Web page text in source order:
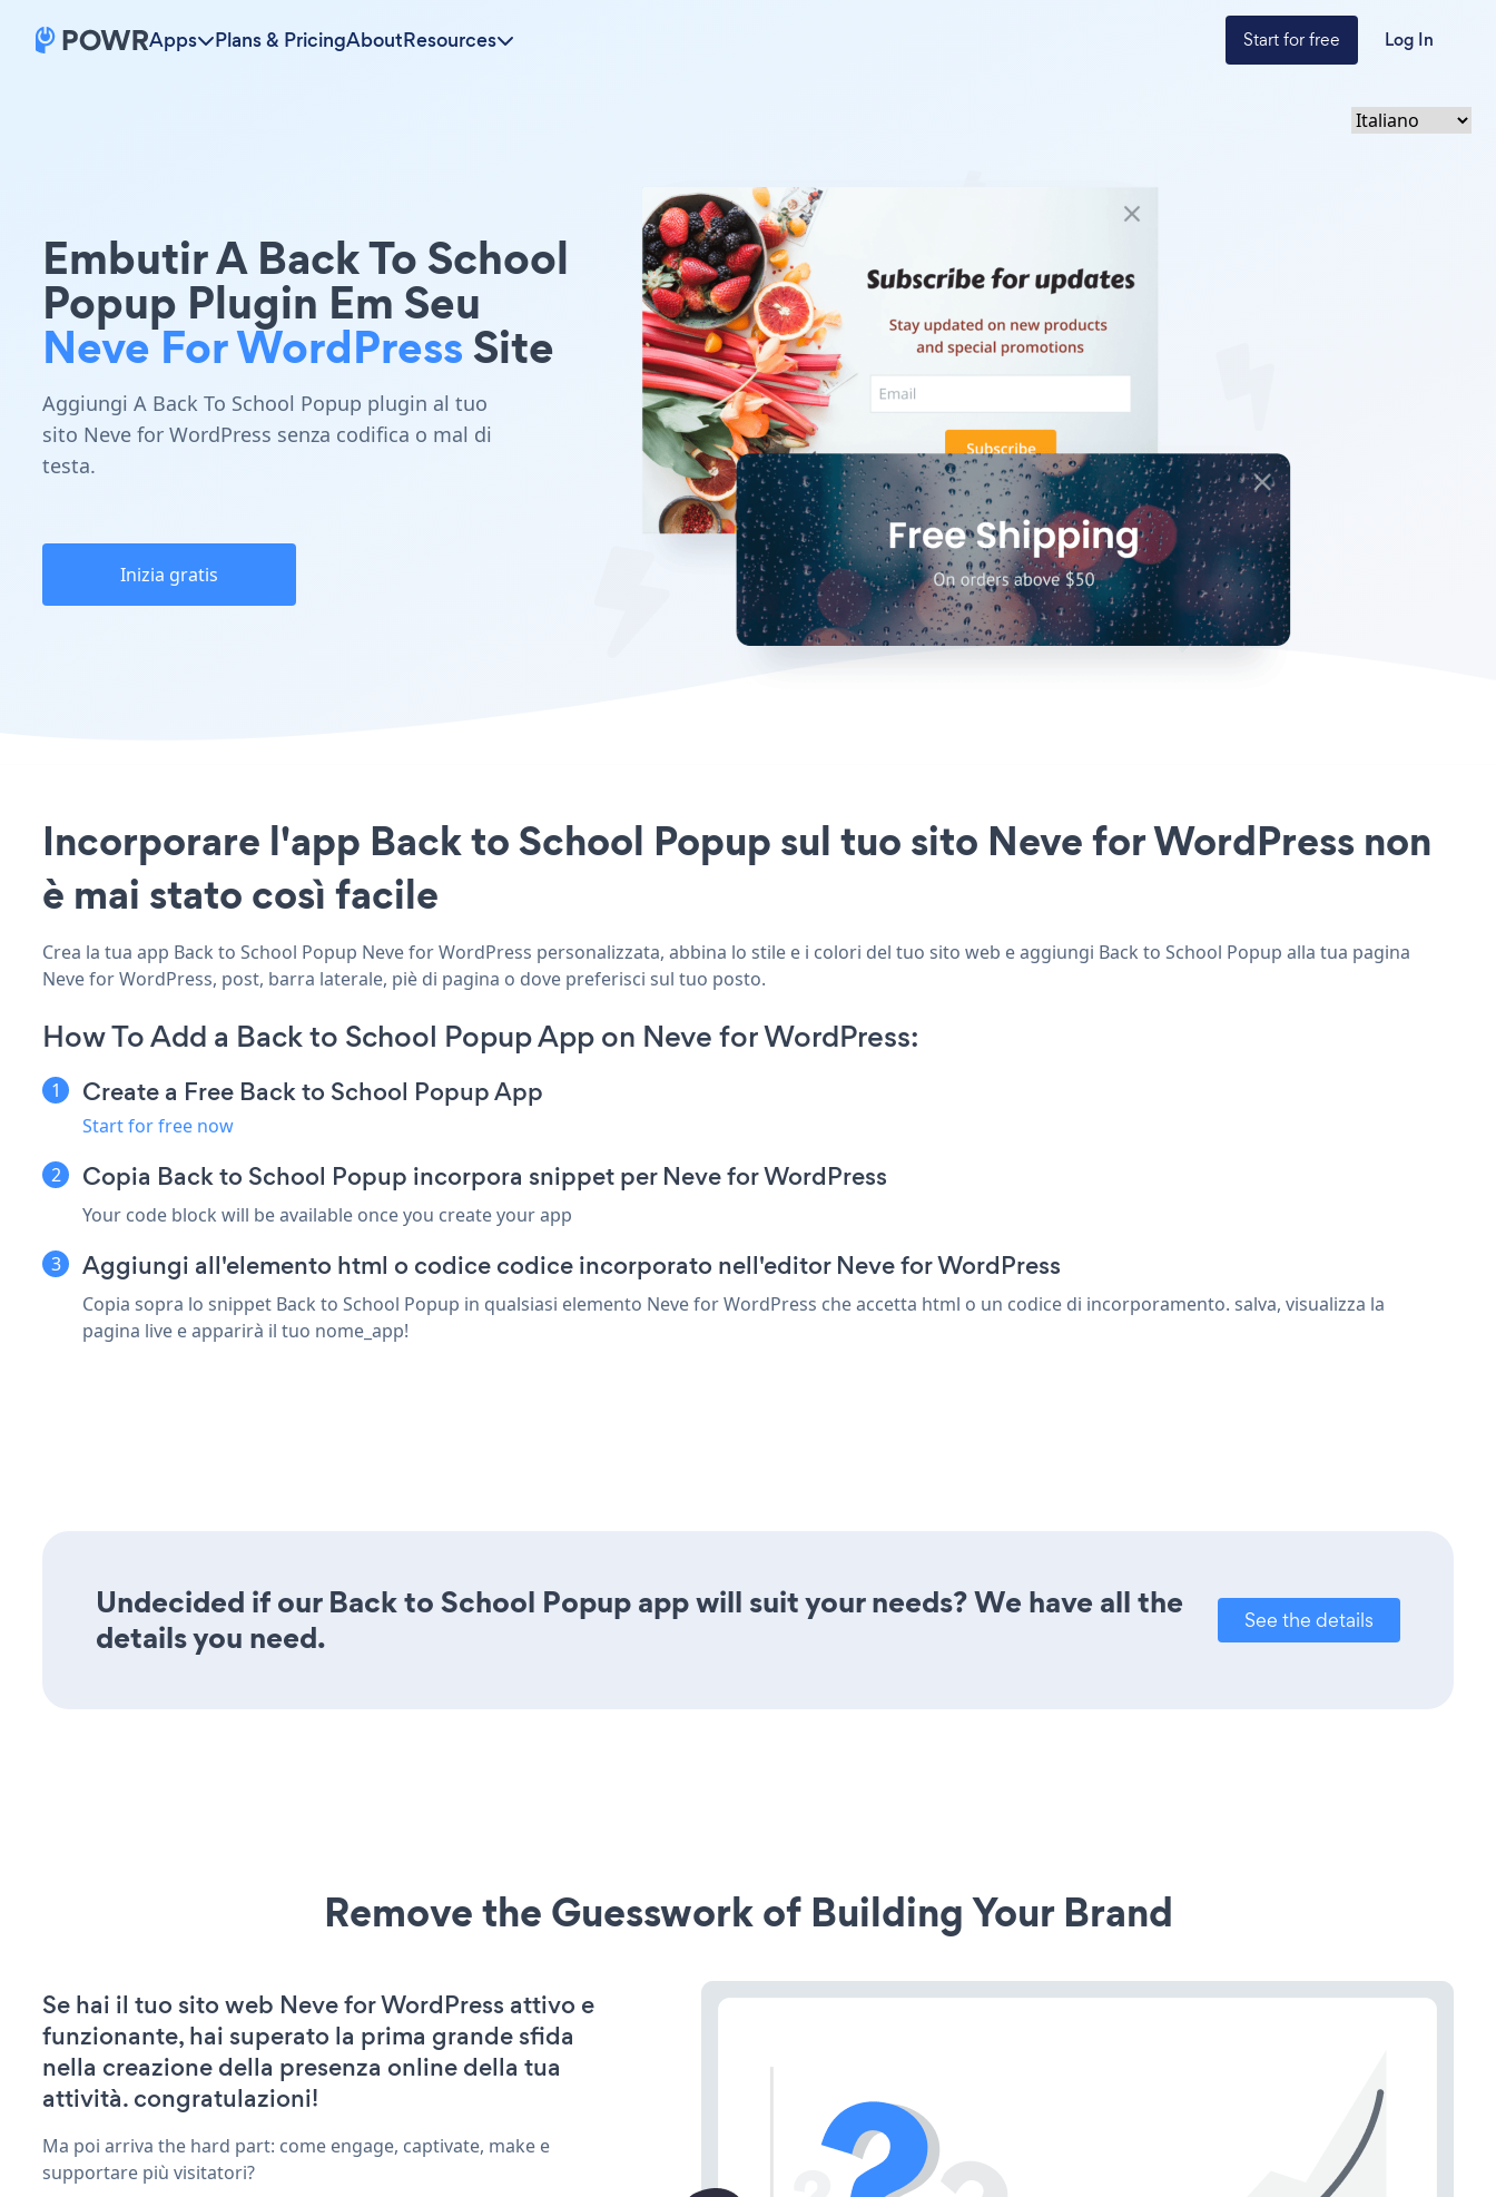
Apps Plans & PricingAboutResources Start for free Log In
Embutir A Back To School
Popup Plugin Em Seu
Neve For WordPressSite
Aggiungi A Back To School Popup plugin al tuo
sito Neve for WordPress senza codifica o mal di
testa.
Inizia gratis
Incorporare l'app Back to School Popup sul tuo sito Neve for WordPress non
è mai stato così facile
Crea la tua app Back to School Popup Neve for WordPress personalizzata, abbina lo stile e i colori del tuo sito web e aggiungi Back to School Popup alla tua pagina
Neve for WordPress, post, barra laterale, piè di pagina o dove preferisci sul tuo posto.
How To Add a Back to School Popup App on Neve for WordPress:
Create a Free Back to School Popup App
Start for free now
Copia Back to School Popup incorpora snippet per Neve for WordPress
Your code block will be available once you create your app
Aggiungi all'elemento html o codice codice incorporato nell'editor Neve for WordPress
Copia sopra lo snippet Back to School Popup in qualsiasi elemento Neve for WordPress che accetta html o un codice di incorporamento. salva, visualizza la
pagina live e apparirà il tuo nome_app!
Undecided if our Back to School Popup app will suit your needs? We have all the
details you need.
See the details
Remove the Guesswork of Building Your Brand
Se hai il tuo sito web Neve for WordPress attivo e
funzionante, hai superato la prima grande sfida
nella creazione della presenza online della tua
attività. congratulazioni!
Ma poi arriva the hard part: come engage, captivate, make e
supportare più visitatori?